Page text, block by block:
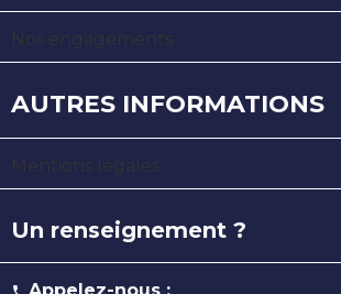
AUTRES INFORMATIONS
Un renseignement ?